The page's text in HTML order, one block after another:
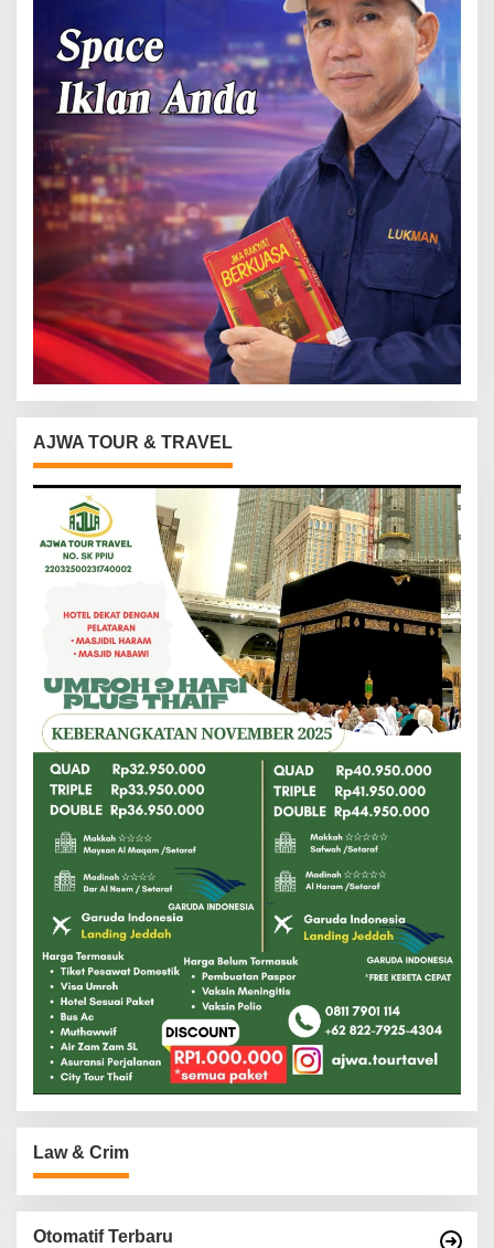
AJWA TOUR & TRAVEL
Law & Crim
Otomatif Terbaru